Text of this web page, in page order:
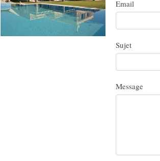
Email
Sujet
Message